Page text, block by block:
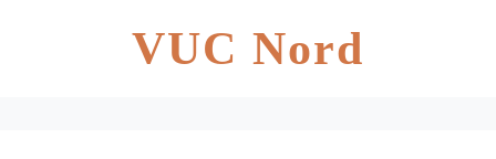
VUC Nord